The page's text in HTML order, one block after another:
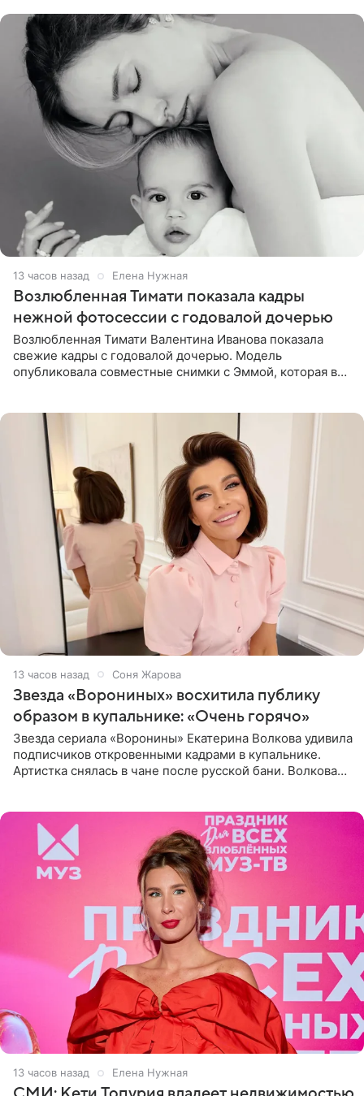
13 часов назад Елена Нужная
Возлюбленная Тимати показала кадры
нежной фотосессии с годовалой дочерью
Возлюбленная Тимати Валентина Иванова показала
свежие кадры с годовалой дочерью. Модель
опубликовала совместные снимки с Эммой, которая в
13 часов назад Соня Жарова
Звезда «Ворониных» восхитила публику
образом в купальнике: «Очень горячо»
Звезда сериала «Воронины» Екатерина Волкова удивила
подписчиков откровенными кадрами в купальнике.
Артистка снялась в чане после русской бани. Волкова
13 часов назад Елена Нужная